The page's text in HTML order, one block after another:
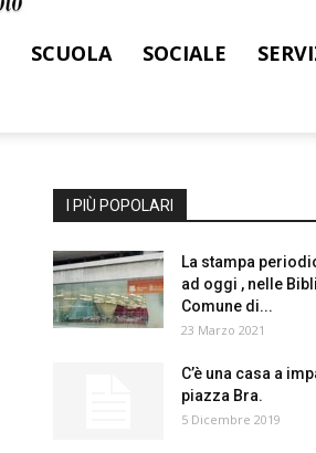
SCUOLA SOCIALE
I PIÙ POPOLARI
La stampa
ad oggi , nelle
Comune di...
23 Marzo 2021
C’è una casa a
piazza Bra.
5 Dicembre 2019